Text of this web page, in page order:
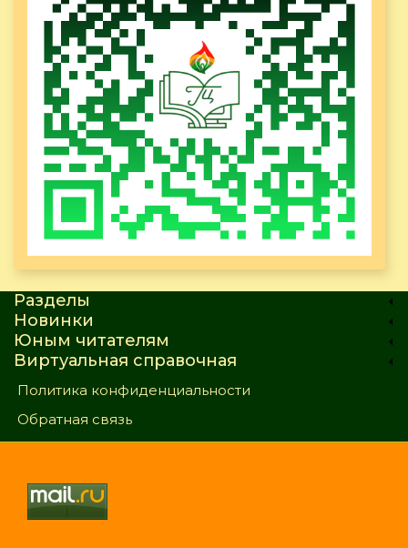
Разделы
Новинки
Юным читателям
Виртуальная справочная
Политика конфиденциальности
Обратная связь